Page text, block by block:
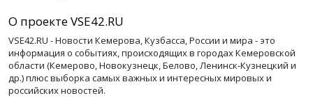
О проекте VSE42.RU
VSE42.RU - Новости Кемерова, Кузбасса, России и мира - это
информация о событиях, происходящих в городах Кемеровской
области (Кемерово, Новокузнецк, Белово, Ленинск-Кузнецкий и
др.) плюс выборка самых важных и интересных мировых и
российских новостей.